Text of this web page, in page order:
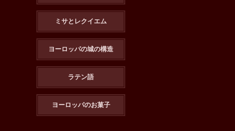
ミサとレクイエム
ヨーロッパの城の構造
ラテン語
ヨーロッパのお菓子